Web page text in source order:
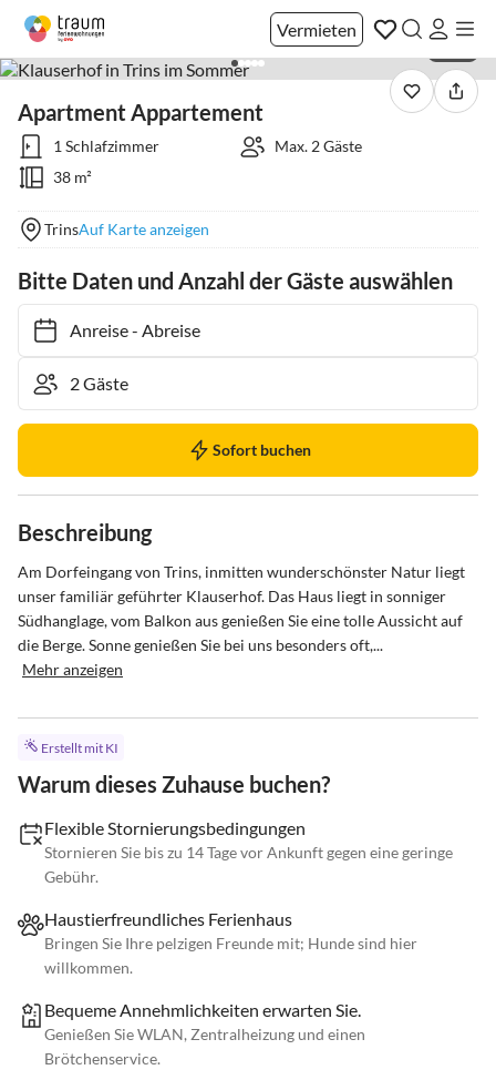
Vermieten
Apartment Appartement
1 Schlafzimmer
Max. 2 Gäste
38 m²
TrinsAuf Karte anzeigen
Bitte Daten und Anzahl der Gäste auswählen
Anreise- Abreise
Sofort buchen
Beschreibung
Am Dorfeingang von Trins, inmitten wunderschönster Natur liegt
unser familiär geführter Klauserhof. Das Haus liegt in sonniger
Südhanglage, vom Balkon aus genießen Sie eine tolle Aussicht auf
die Berge. Sonne genießen Sie bei uns besonders oft,...
Mehr anzeigen
Erstellt mit KI
Warum dieses Zuhause buchen?
Flexible Stornierungsbedingungen
Stornieren Sie bis zu 14 Tage vor Ankunft gegen eine geringe
Gebühr.
Haustierfreundliches Ferienhaus
Bringen Sie Ihre pelzigen Freunde mit; Hunde sind hier
willkommen.
Bequeme Annehmlichkeiten erwarten Sie.
Genießen Sie WLAN, Zentralheizung und einen
Brötchenservice.